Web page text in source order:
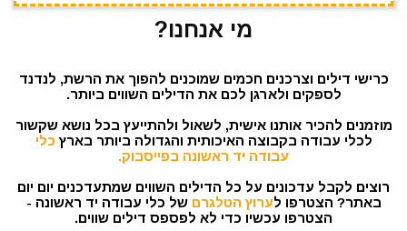
מי אנחנו?
כרישי דילים וצרכנים חכמים שמוכנים להפוך את הרשת, לנדנד
לספקים ולארגן לכם את הדילים השווים ביותר.
מוזמנים להכיר אותנו אישית, לשאול ולהתייעץ בכל נושא שקשור
לכלי עבודה בקבוצה האיכותית והגדולה ביותר בארץ כלי
עבודה יד ראשונה בפייסבוק.
רוצים לקבל עדכונים על כל הדילים השווים שמתעדכנים יום יום
באתר? הצטרפו לערוץ הטלגרם של כלי עבודה יד ראשונה -
הצטרפו עכשיו כדי לא לפספס דילים שווים.